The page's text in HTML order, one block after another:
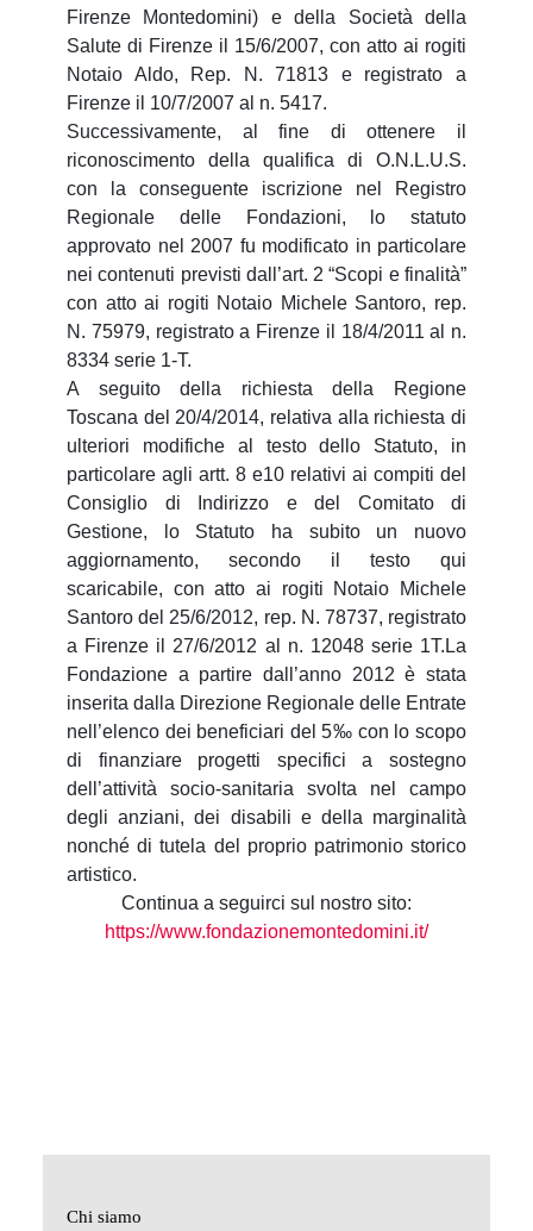
Firenze Montedomini) e della Società della
Salute di Firenze il 15/6/2007, con atto ai rogiti
Notaio Aldo, Rep. N. 71813 e registrato a
Firenze il 10/7/2007 al n. 5417.
Successivamente, al fine di ottenere il
riconoscimento della qualifica di O.N.L.U.S.
con la conseguente iscrizione nel Registro
Regionale delle Fondazioni, lo statuto
approvato nel 2007 fu modificato in particolare
nei contenuti previsti dall’art. 2 “Scopi e finalità”
con atto ai rogiti Notaio Michele Santoro, rep.
N. 75979, registrato a Firenze il 18/4/2011 al n.
8334 serie 1-T.
A seguito della richiesta della Regione
Toscana del 20/4/2014, relativa alla richiesta di
ulteriori modifiche al testo dello Statuto, in
particolare agli artt. 8 e10 relativi ai compiti del
Consiglio di Indirizzo e del Comitato di
Gestione, lo Statuto ha subito un nuovo
aggiornamento, secondo il testo qui
scaricabile, con atto ai rogiti Notaio Michele
Santoro del 25/6/2012, rep. N. 78737, registrato
a Firenze il 27/6/2012 al n. 12048 serie 1T.La
Fondazione a partire dall’anno 2012 è stata
inserita dalla Direzione Regionale delle Entrate
nell’elenco dei beneficiari del 5‰ con lo scopo
di finanziare progetti specifici a sostegno
dell’attività socio-sanitaria svolta nel campo
degli anziani, dei disabili e della marginalità
nonché di tutela del proprio patrimonio storico
artistico.
Continua a seguirci sul nostro sito:
https://www.fondazionemontedomini.it/
Chi siamo